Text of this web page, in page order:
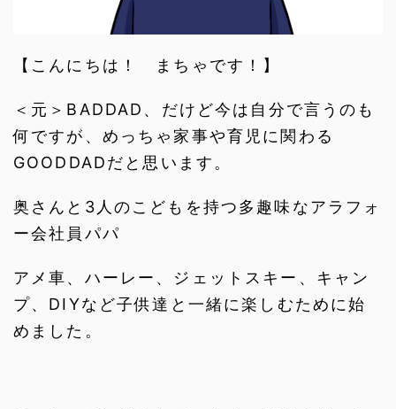
【こんにちは！ まちゃです！】
＜元＞BADDAD、だけど今は自分で言うのも
何ですが、めっちゃ家事や育児に関わる
GOODDADだと思います。
奥さんと3人のこどもを持つ多趣味なアラフォ
ー会社員パパ
アメ車、ハーレー、ジェットスキー、キャン
プ、DIYなど子供達と一緒に楽しむために始
めました。